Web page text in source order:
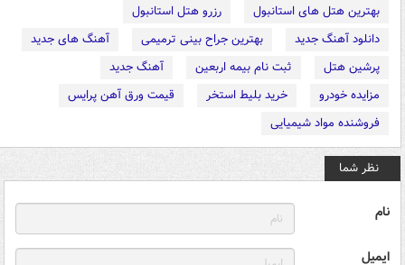
بهترین هتل های استانبول
رزرو هتل استانبول
دانلود آهنگ جدید
بهترین جراح بینی ترمیمی
آهنگ های جدید
پرشین هتل
ثبت نام بیمه اربعین
آهنگ جدید
مزایده خودرو
خرید بلیط استخر
قیمت ورق آهن پرایس
فروشنده مواد شیمیایی
نظر شما
نام
ایمیل